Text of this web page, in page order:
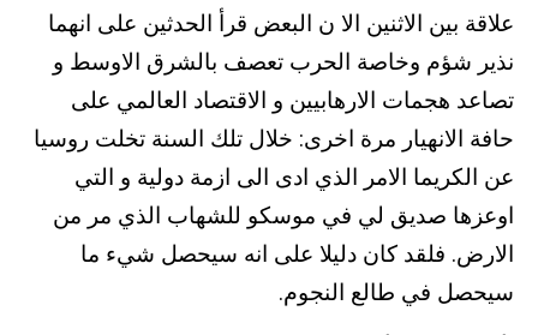
علاقة بين الاثنين الا ن البعض قرأ الحدثين على انهما
نذير شؤم وخاصة الحرب تعصف بالشرق الاوسط و
تصاعد هجمات الارهابيين و الاقتصاد العالمي على
حافة الانهيار مرة اخرى: خلال تلك السنة تخلت روسيا
عن الكريما الامر الذي ادى الى ازمة دولية و التي
اوعزها صديق لي في موسكو للشهاب الذي مر من
الارض. فلقد كان دليلا على انه سيحصل شيء ما
سيحصل في طالع النجوم.